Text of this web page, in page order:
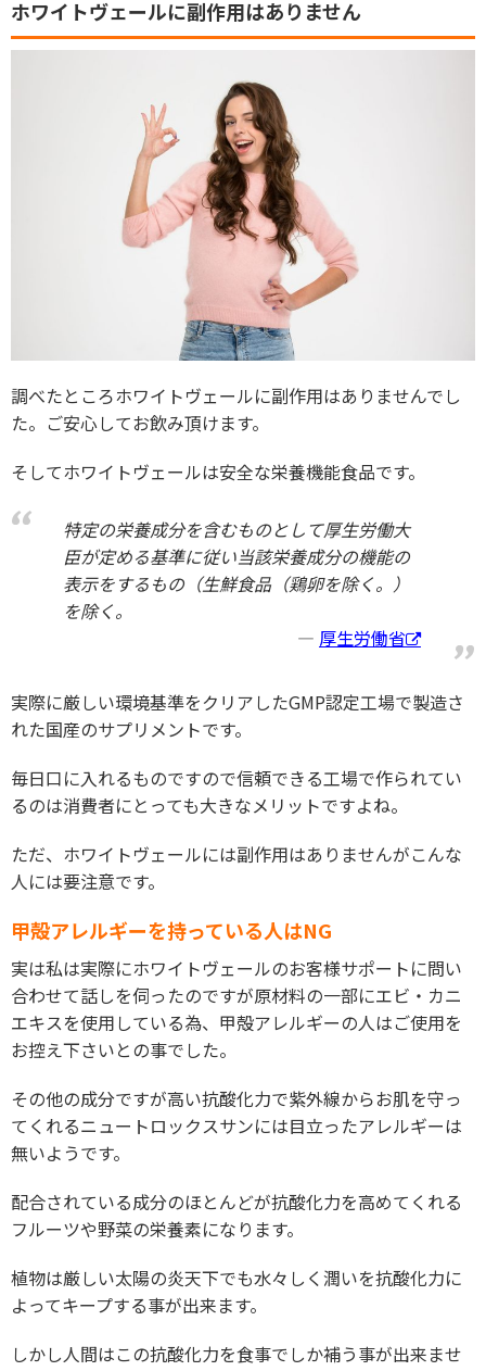
ホワイトヴェールに副作用はありません
調べたところホワイトヴェールに副作用はありませんでし
た。ご安心してお飲み頂けます。
そしてホワイトヴェールは安全な栄養機能食品です。
特定の栄養成分を含むものとして厚生労働大
臣が定める基準に従い当該栄養成分の機能の
表示をするもの（生鮮食品（鶏卵を除く。）
を除く。
厚生労働省
実際に厳しい環境基準をクリアしたGMP認定工場で製造さ
れた国産のサプリメントです。
毎日口に入れるものですので信頼できる工場で作られてい
るのは消費者にとっても大きなメリットですよね。
ただ、ホワイトヴェールには副作用はありませんがこんな
人には要注意です。
甲殻アレルギーを持っている人はNG
実は私は実際にホワイトヴェールのお客様サポートに問い
合わせて話しを伺ったのですが原材料の一部にエビ・カニ
エキスを使用している為、甲殻アレルギーの人はご使用を
お控え下さいとの事でした。
その他の成分ですが高い抗酸化力で紫外線からお肌を守っ
てくれるニュートロックスサンには目立ったアレルギーは
無いようです。
配合されている成分のほとんどが抗酸化力を高めてくれる
フルーツや野菜の栄養素になります。
植物は厳しい太陽の炎天下でも水々しく潤いを抗酸化力に
よってキープする事が出来ます。
しかし人間はこの抗酸化力を食事でしか補う事が出来ませ